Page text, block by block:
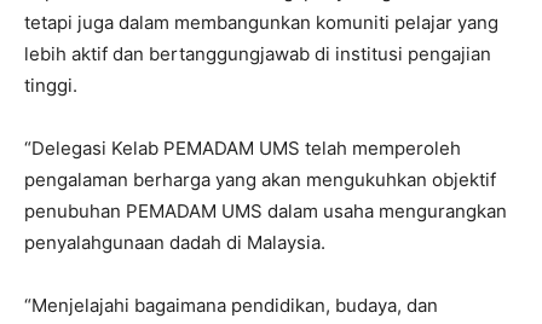
tetapi juga dalam membangunkan komuniti pelajar yang
lebih aktif dan bertanggungjawab di institusi pengajian
tinggi.
“Delegasi Kelab PEMADAM UMS telah memperoleh
pengalaman berharga yang akan mengukuhkan objektif
penubuhan PEMADAM UMS dalam usaha mengurangkan
penyalahgunaan dadah di Malaysia.
“Menjelajahi bagaimana pendidikan, budaya, dan